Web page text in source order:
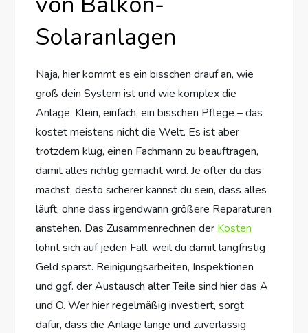
Solaranlagen
Naja, hier kommt es ein bisschen drauf an, wie
groß dein System ist und wie komplex die
Anlage. Klein, einfach, ein bisschen Pflege – das
kostet meistens nicht die Welt. Es ist aber
trotzdem klug, einen Fachmann zu beauftragen,
damit alles richtig gemacht wird. Je öfter du das
machst, desto sicherer kannst du sein, dass alles
läuft, ohne dass irgendwann größere Reparaturen
anstehen. Das Zusammenrechnen der Kosten
lohnt sich auf jeden Fall, weil du damit langfristig
Geld sparst. Reinigungsarbeiten, Inspektionen
und ggf. der Austausch alter Teile sind hier das A
und O. Wer hier regelmäßig investiert, sorgt
dafür, dass die Anlage lange und zuverlässig